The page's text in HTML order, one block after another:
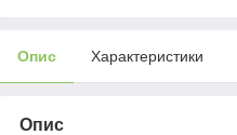
Опис Характеристики
Опис